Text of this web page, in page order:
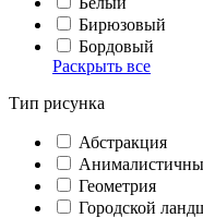
Бирюзовый
Бордовый
Раскрыть все
Тип рисунка
Абстракция
Геометрия
Городской